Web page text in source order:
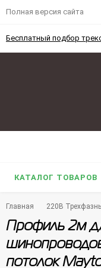
Полная версия сайта
Бесплатный подбор
КАТАЛОГ ТОВАРОВ
Главная 220В
Профиль 2м
потолок